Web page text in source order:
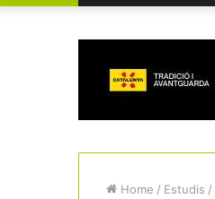
Home / Estudis /